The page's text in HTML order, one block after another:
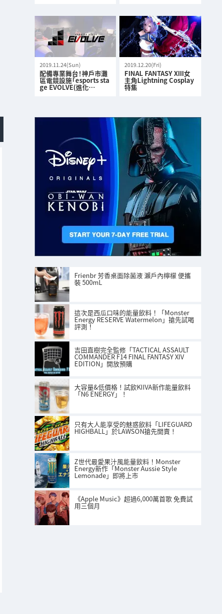
2019.11.24(Sun)
配備專業舞台！神戶市灘
區電競設施「esports sta
ge EVOLVE(進化…
2019.12.20(Fri)
FINAL FANTASY XIII女
主角Lightning Cosplay
特集
Frienbr 芳香桌面除菌液 瀨戶內檸檬 便攜
裝 500mL
這次是西瓜口味的能量飲料！「Monster
Energy RESERVE Watermelon」搶先試喝
評測！
吉田直樹完全監修「TACTICAL ASSAULT
COMMANDER F14 FINAL FANTASY XIV
EDITION」開放預購
大容量&低價格！試飲KIIVA新作能量飲料
「N6 ENERGY」！
只有大人能享受的魅惑飲料「LIFEGUARD
HIGHBALL」於LAWSON搶先開賣！
Z世代最愛果汁風能量飲料！Monster
Energy新作「Monster Aussie Style
Lemonade」即將上市
《Apple Music》超過6,000萬首歌 免費試
用三個月